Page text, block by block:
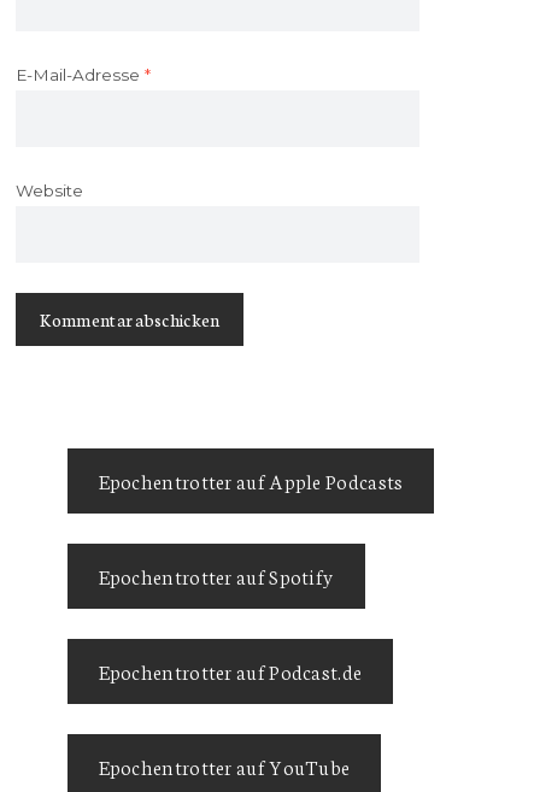
E-Mail-Adresse*
Website
Epochentrotter auf Apple Podcasts
Epochentrotter auf Spotify
Epochentrotter auf Podcast.de
Epochentrotter auf YouTube